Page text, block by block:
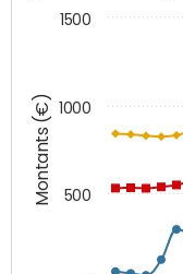
Montants (€) 500
1000
1500